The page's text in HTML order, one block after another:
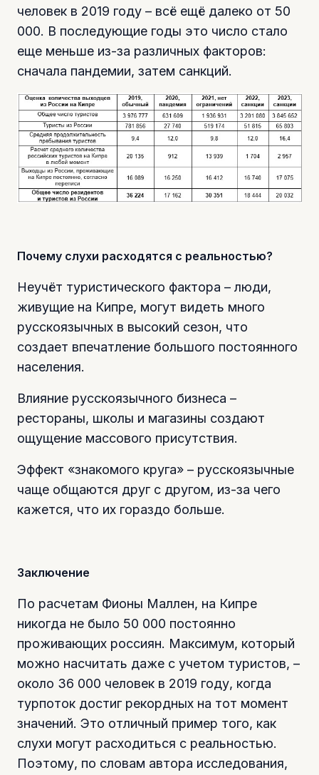
человек в 2019 году – всё ещё далеко от 50
000. В последующие годы это число стало
еще меньше из-за различных факторов:
сначала пандемии, затем санкций.
Почему слухи расходятся с реальностью?
Неучёт туристического фактора – люди,
живущие на Кипре, могут видеть много
русскоязычных в высокий сезон, что
создает впечатление большого постоянного
населения.
Влияние русскоязычного бизнеса –
рестораны, школы и магазины создают
ощущение массового присутствия.
Эффект «знакомого круга» – русскоязычные
чаще общаются друг с другом, из-за чего
кажется, что их гораздо больше.
Заключение
По расчетам Фионы Маллен, на Кипре
никогда не было 50 000 постоянно
проживающих россиян. Максимум, который
можно насчитать даже с учетом туристов, –
около 36 000 человек в 2019 году, когда
турпоток достиг рекордных на тот момент
значений. Это отличный пример того, как
слухи могут расходиться с реальностью.
Поэтому, по словам автора исследования,